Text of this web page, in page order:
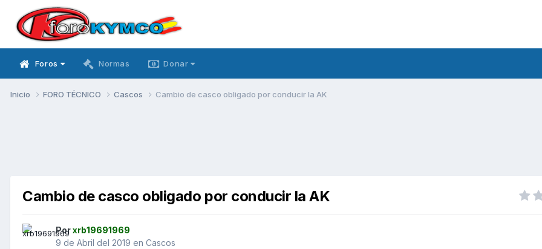
Foros Normas Donar
Inicio FORO TÉCNICO Cascos Cambio de casco obligado por conducir la AK
Cambio de casco obligado por conducir la AK
Porxrb19691969
9 de Abril del 2019 en Cascos